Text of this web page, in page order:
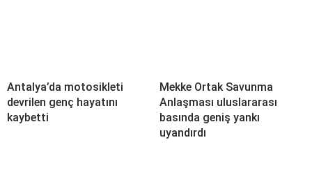
Antalya’da motosikleti
devrilen genç hayatını
kaybetti
Mekke Ortak Savunma
Anlaşması uluslararası
basında geniş yankı
uyandırdı